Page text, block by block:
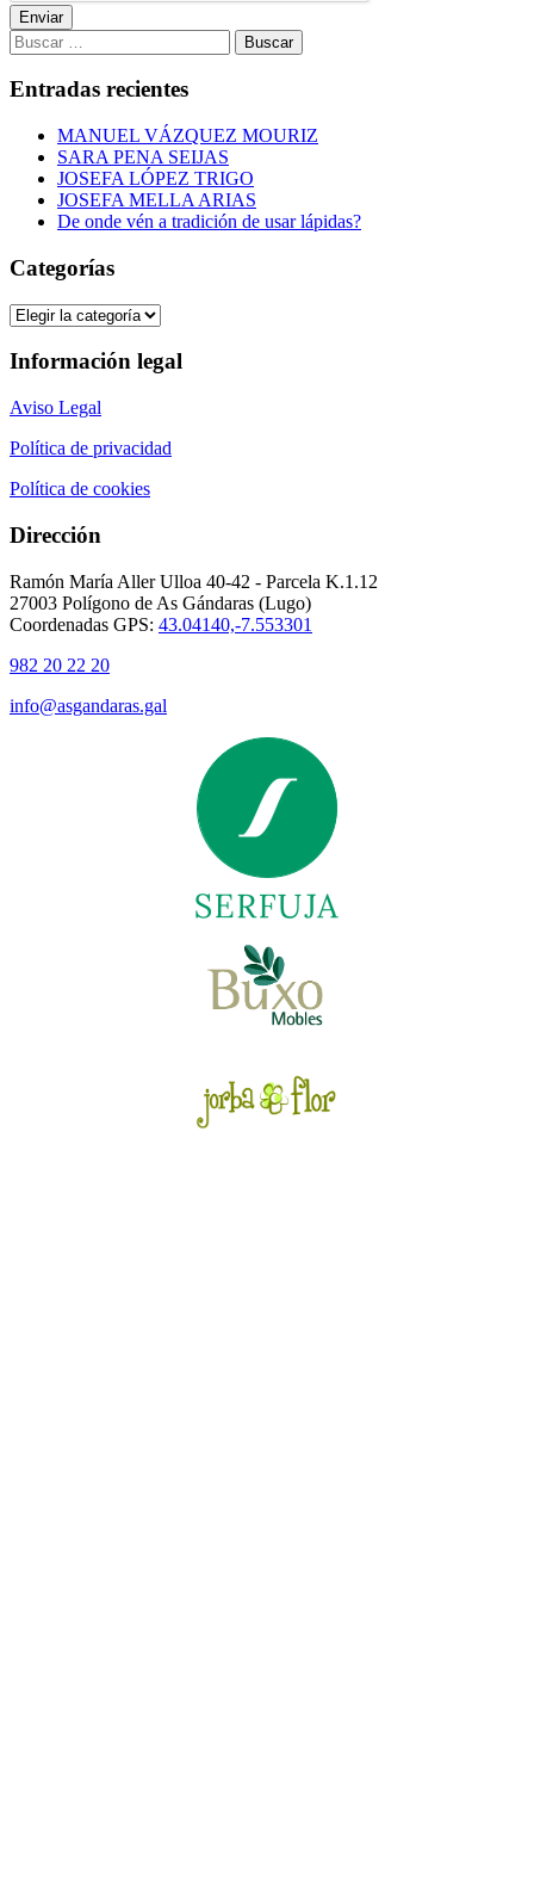
Enviar
Buscar:
Entradas recientes
MANUEL VÁZQUEZ MOURIZ
SARA PENA SEIJAS
JOSEFA LÓPEZ TRIGO
JOSEFA MELLA ARIAS
De onde vén a tradición de usar lápidas?
Categorías
Categorías
Información legal
Aviso Legal
Política de privacidad
Política de cookies
Dirección
Ramón María Aller Ulloa 40-42 - Parcela K.1.12
27003 Polígono de As Gándaras (Lugo)
Coordenadas GPS: 43.04140,-7.553301
982 20 22 20
info@asgandaras.gal